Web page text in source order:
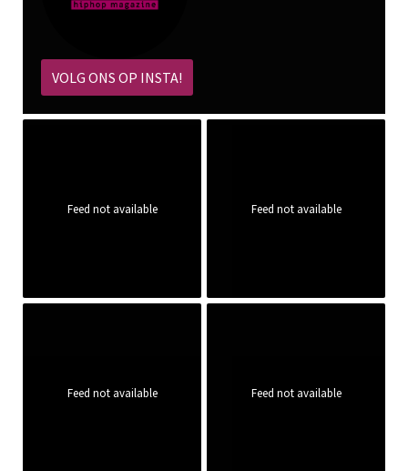
VOLG ONS OP INSTA!
Feed not available Feed not available
Feed not available Feed not available